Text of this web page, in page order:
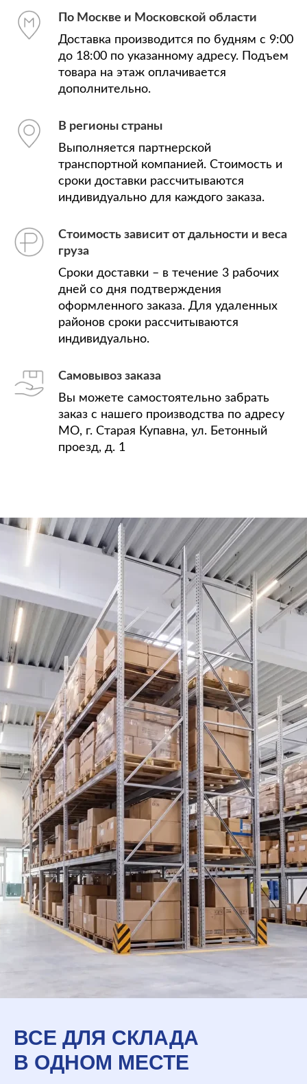
По Москве и Московской области
Доставка производится по будням с 9:00
до 18:00 по указанному адресу. Подъем
товара на этаж оплачивается
дополнительно.
В регионы страны
Выполняется партнерской
транспортной компанией. Стоимость и
сроки доставки рассчитываются
индивидуально для каждого заказа.
Стоимость зависит от дальности и веса
груза
Сроки доставки – в течение 3 рабочих
дней со дня подтверждения
оформленного заказа. Для удаленных
районов сроки рассчитываются
индивидуально.
Самовывоз заказа
Вы можете самостоятельно забрать
заказ с нашего производства по адресу
МО, г. Старая Купавна, ул. Бетонный
проезд, д. 1
ВСЕ ДЛЯ СКЛАДА
В ОДНОМ МЕСТЕ